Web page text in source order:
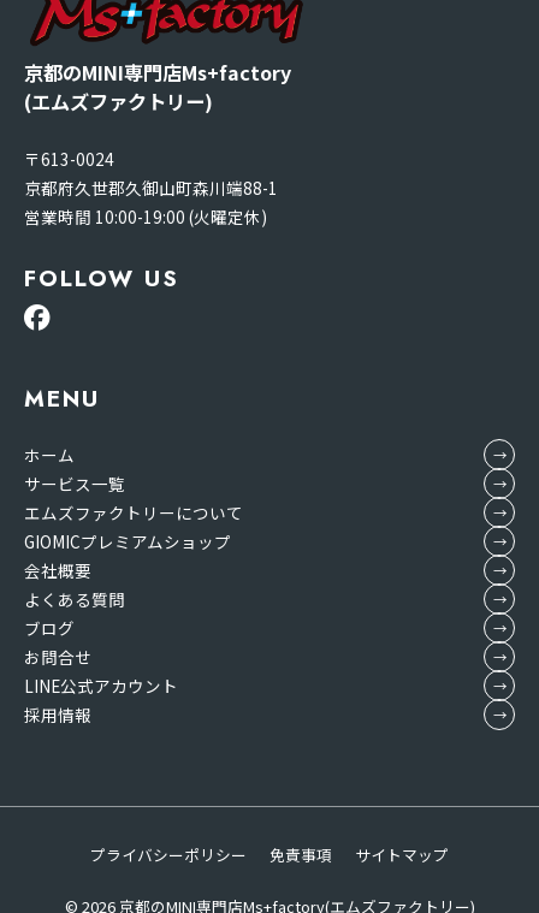
京都のMINI専門店Ms+factory
(エムズファクトリー)
〒613-0024
京都府久世郡久御山町森川端88-1
営業時間 10:00-19:00 (火曜定休)
FOLLOW US
MENU
ホーム
サービス一覧
エムズファクトリーについて
GIOMICプレミアムショップ
会社概要
よくある質問
ブログ
お問合せ
LINE公式アカウント
採用情報
プライバシーポリシー 免責事項 サイトマップ
© 2026 京都のMINI専門店Ms+factory(エムズファクトリー)